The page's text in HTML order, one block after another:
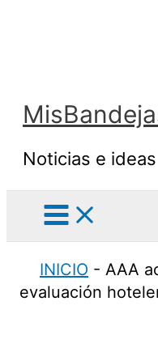
Noticias e
INICIO - AAA
evaluación